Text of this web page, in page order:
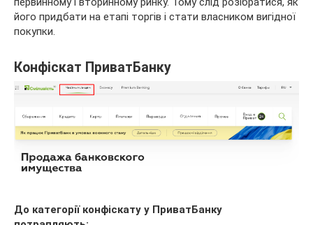
його придбати на етапі торгів і стати власником вигідної
покупки.
Конфіскат ПриватБанку
До категорії конфіскату у ПриватБанку